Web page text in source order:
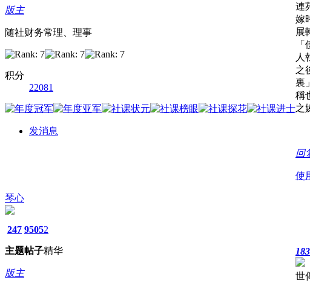
版主
随社财务常理、理事
积分
22081
发消息
連
嫁
展
人
之
裏
稱
之
回
使
琴心
247
主题
9505
帖子
2
精华
版主
183
世